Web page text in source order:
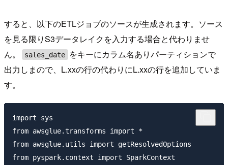
すると、以下のETLジョブのソースが生成されます。ソース
を見る限りS3データレイクを入力する場合と代わりませ
ん。
sales_date
をキーにカラム名ありパーティションで
出力しまので、L.xxの行の代わりにL.xxの行を追加していま
す。
import sys
from awsglue.transforms import *
from awsglue.utils import getResolvedOptions
from pyspark.context import SparkContext